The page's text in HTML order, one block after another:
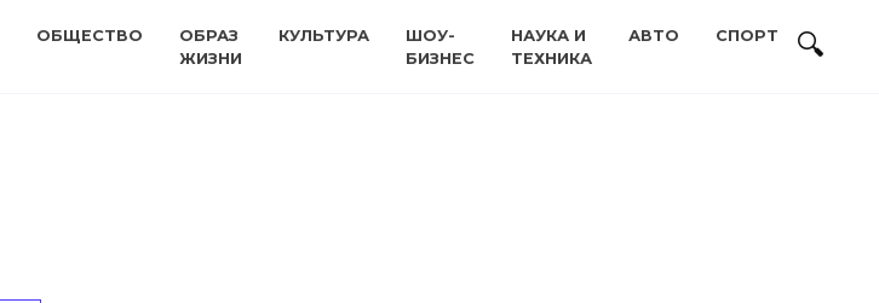
ОБЩЕСТВО
ОБРАЗ
ЖИЗНИ
КУЛЬТУРА
ШОУ-
БИЗНЕС
НАУКА И
ТЕХНИКА
АВТО СПОРТ